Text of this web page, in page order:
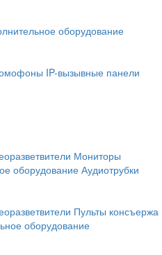
оборудование
IP-вызывные панели
Мониторы
оборудование Аудиотрубки
Пульты консъержа
оборудование